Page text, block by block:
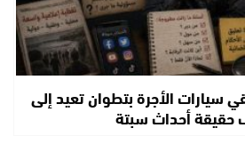
سيارات الأجرة بتطوان تعيد إلى
أحداث سبتة